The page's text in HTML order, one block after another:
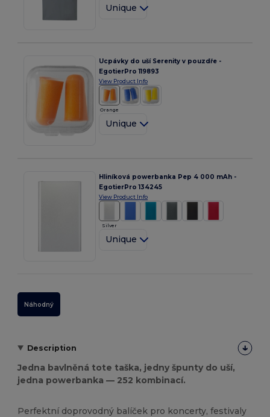
Unique
Ucpávky do uší Serenity v pouzdře -
EgotierPro 119893
View Product Info
Orange
Unique
Hliníková powerbanka Pep 4 000 mAh -
EgotierPro 134245
View Product Info
Silver
Unique
Náhodný
Description
Jedna bavlněná tote taška, jedny špunty do uší,
jedna powerbanka — 252 kombinací.
Perfektní doprovodný balíček pro koncerty, festivaly